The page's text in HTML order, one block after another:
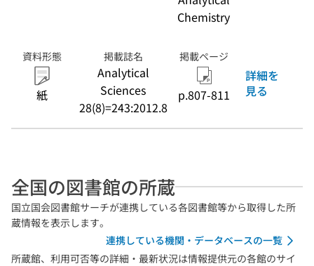
Chemistry
資料形態
紙
掲載誌名
Analytical
Sciences
28(8)=243:2012.8
掲載ページ
p.807-811
詳細を
見る
全国の図書館の所蔵
国立国会図書館サーチが連携している各図書館等から取得した所
蔵情報を表示します。
連携している機関・データベースの一覧
所蔵館、利用可否等の詳細・最新状況は情報提供元の各館のサイ